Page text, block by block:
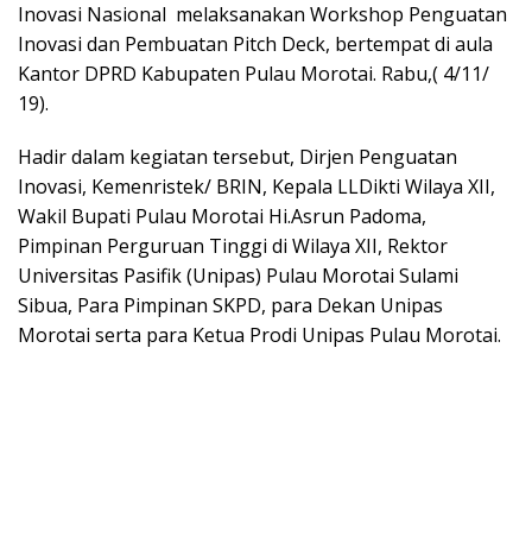
Inovasi Nasional melaksanakan Workshop Penguatan
Inovasi dan Pembuatan Pitch Deck, bertempat di aula
Kantor DPRD Kabupaten Pulau Morotai. Rabu,( 4/11/
19).
Hadir dalam kegiatan tersebut, Dirjen Penguatan
Inovasi, Kemenristek/ BRIN, Kepala LLDikti Wilaya XII,
Wakil Bupati Pulau Morotai Hi.Asrun Padoma,
Pimpinan Perguruan Tinggi di Wilaya XII, Rektor
Universitas Pasifik (Unipas) Pulau Morotai Sulami
Sibua, Para Pimpinan SKPD, para Dekan Unipas
Morotai serta para Ketua Prodi Unipas Pulau Morotai.